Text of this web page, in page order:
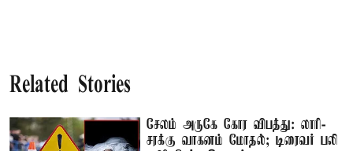
Related Stories
சேலம் அருகே கோர விபத்து: லாரி-
சரக்கு வாகனம் மோதல்; டிரைவர் பலி